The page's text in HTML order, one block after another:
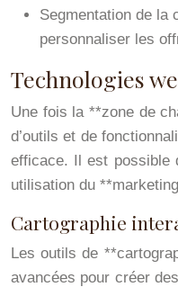
Segmentation de la
personnaliser les
Technologies
Une fois la **zone de
d’outils et de
efficace. Il est possible
utilisation du
Cartographie
Les outils de
avancées pour créer